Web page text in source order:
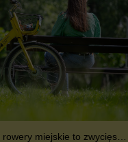
(Polski) Dlaczego kobiety i rowery miejskie to zwycięski duet